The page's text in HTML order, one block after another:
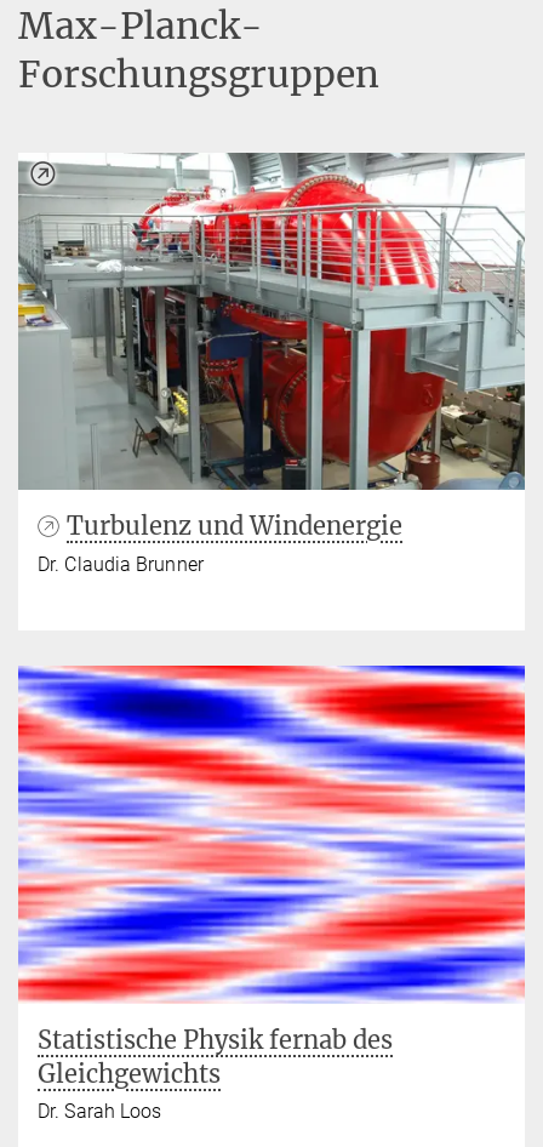
Max-Planck-
Forschungsgruppen
Turbulenz und Windenergie
Dr. Claudia Brunner
Statistische Physik fernab des
Gleichgewichts
Dr. Sarah Loos